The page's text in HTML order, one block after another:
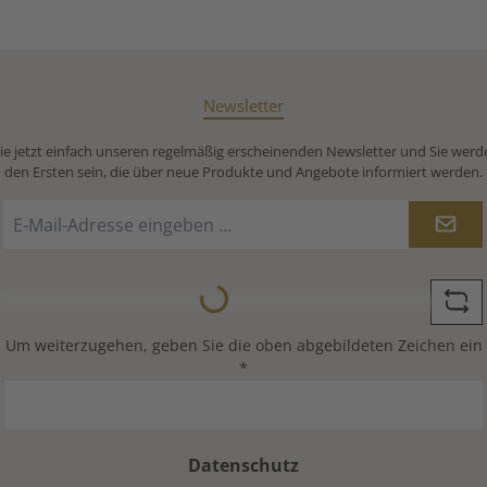
Newsletter
jetzt einfach unseren regelmäßig erscheinenden Newsletter und Sie
den Ersten sein, die über neue Produkte und Angebote informiert werden.
Mail-
Loading...
Um weiterzugehen, geben Sie die oben abgebildeten Zeichen ein
*
Datenschutz